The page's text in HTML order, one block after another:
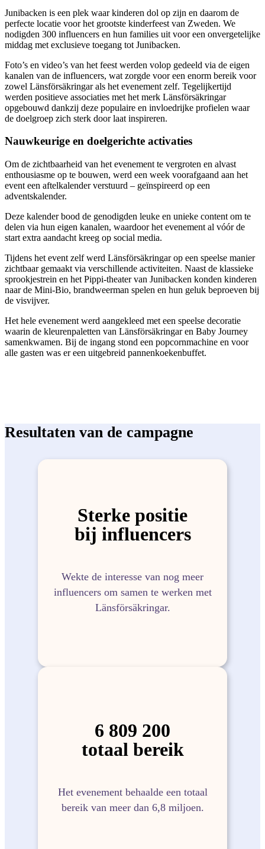
Junibacken is een plek waar kinderen dol op zijn en daarom de
perfecte locatie voor het grootste kinderfeest van Zweden. We
nodigden 300 influencers en hun families uit voor een onvergetelijke
middag met exclusieve toegang tot Junibacken.
Foto’s en video’s van het feest werden volop gedeeld via de eigen
kanalen van de influencers, wat zorgde voor een enorm bereik voor
zowel Länsförsäkringar als het evenement zelf. Tegelijkertijd
werden positieve associaties met het merk Länsförsäkringar
opgebouwd dankzij deze populaire en invloedrijke profielen waar
de doelgroep zich sterk door laat inspireren.
Nauwkeurige en doelgerichte activaties
Om de zichtbaarheid van het evenement te vergroten en alvast
enthousiasme op te bouwen, werd een week voorafgaand aan het
event een aftelkalender verstuurd – geïnspireerd op een
adventskalender.
Deze kalender bood de genodigden leuke en unieke content om te
delen via hun eigen kanalen, waardoor het evenement al vóór de
start extra aandacht kreeg op social media.
Tijdens het event zelf werd Länsförsäkringar op een speelse manier
zichtbaar gemaakt via verschillende activiteiten. Naast de klassieke
sprookjestrein en het Pippi-theater van Junibacken konden kinderen
naar de Mini-Bio, brandweerman spelen en hun geluk beproeven bij
de visvijver.
Het hele evenement werd aangekleed met een speelse decoratie
waarin de kleurenpaletten van Länsförsäkringar en Baby Journey
samenkwamen. Bij de ingang stond een popcornmachine en voor
alle gasten was er een uitgebreid pannenkoekenbuffet.
Resultaten van de campagne
Sterke positie
bij influencers
Wekte de interesse van nog meer
influencers om samen te werken met
Länsförsäkringar.
6 809 200
totaal bereik
Het evenement behaalde een totaal
bereik van meer dan 6,8 miljoen.